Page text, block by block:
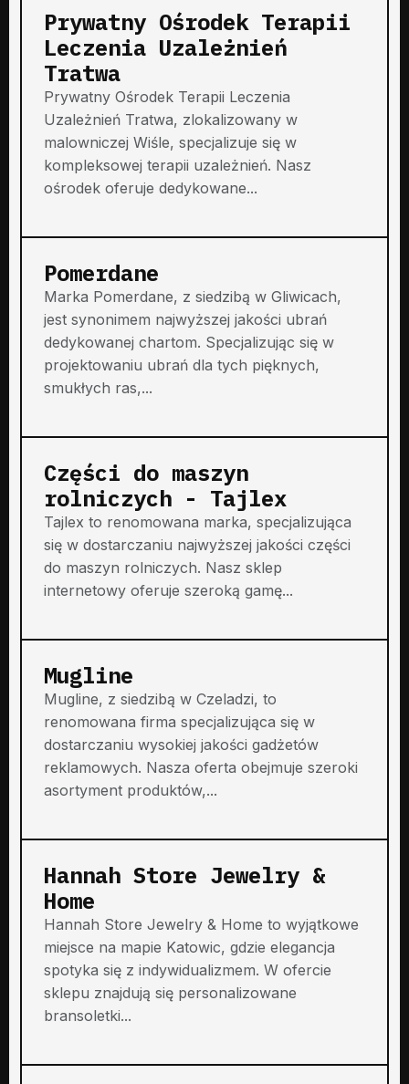
Prywatny Ośrodek Terapii
Leczenia Uzależnień
Tratwa
Prywatny Ośrodek Terapii Leczenia
Uzależnień Tratwa, zlokalizowany w
malowniczej Wiśle, specjalizuje się w
kompleksowej terapii uzależnień. Nasz
ośrodek oferuje dedykowane...
Pomerdane
Marka Pomerdane, z siedzibą w Gliwicach,
jest synonimem najwyższej jakości ubrań
dedykowanej chartom. Specjalizując się w
projektowaniu ubrań dla tych pięknych,
smukłych ras,...
Części do maszyn
rolniczych - Tajlex
Tajlex to renomowana marka, specjalizująca
się w dostarczaniu najwyższej jakości części
do maszyn rolniczych. Nasz sklep
internetowy oferuje szeroką gamę...
Mugline
Mugline, z siedzibą w Czeladzi, to
renomowana firma specjalizująca się w
dostarczaniu wysokiej jakości gadżetów
reklamowych. Nasza oferta obejmuje szeroki
asortyment produktów,...
Hannah Store Jewelry &
Home
Hannah Store Jewelry & Home to wyjątkowe
miejsce na mapie Katowic, gdzie elegancja
spotyka się z indywidualizmem. W ofercie
sklepu znajdują się personalizowane
bransoletki...